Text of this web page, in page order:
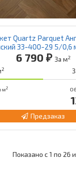
Quartz Parquet
33-400-29 5/0,6
6 790 ₽ За м2
2
м2
Предзаказ
Показано с 1 по 26